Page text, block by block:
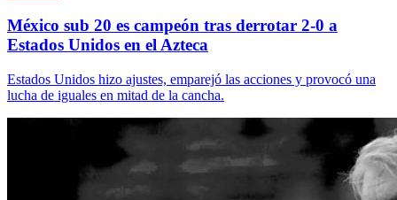
México sub 20 es campeón tras derrotar 2-0 a
Estados Unidos en el Azteca
Estados Unidos hizo ajustes, emparejó las acciones y provocó una
lucha de iguales en mitad de la cancha.